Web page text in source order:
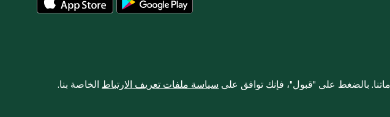
بالضغط على "قبول"، فإنك توافق على سياسة ملفات تعريف الارتباط الخاصة بنا.